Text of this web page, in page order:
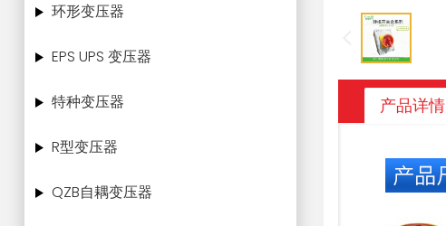
环形变压器
EPS UPS 变压器
特种变压器
R型变压器
QZB自耦变压器
产品详情